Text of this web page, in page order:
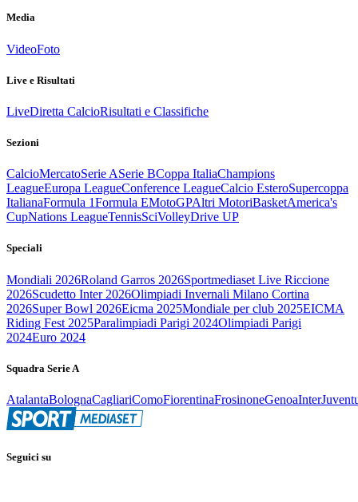
Media
VideoFoto
Live e Risultati
LiveDiretta CalcioRisultati e Classifiche
Sezioni
CalcioMercatoSerie ASerie BCoppa ItaliaChampions
LeagueEuropa LeagueConference LeagueCalcio EsteroSupercoppa
ItalianaFormula 1Formula EMotoGPAltri MotoriBasketAmerica's
CupNations LeagueTennisSciVolleyDrive UP
Speciali
Mondiali 2026Roland Garros 2026Sportmediaset Live Riccione
2026Scudetto Inter 2026Olimpiadi Invernali Milano Cortina
2026Super Bowl 2026Eicma 2025Mondiale per club 2025EICMA
Riding Fest 2025Paralimpiadi Parigi 2024Olimpiadi Parigi
2024Euro 2024
Squadra Serie A
AtalantaBolognaCagliariComoFiorentinaFrosinoneGenoaInter
Seguici su